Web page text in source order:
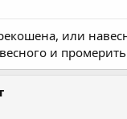
или
и